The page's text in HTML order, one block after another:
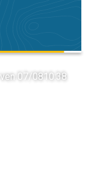
ven 07/08 10:38